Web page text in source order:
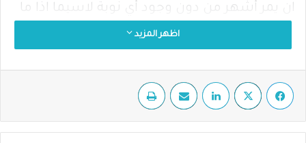
ان يمر أشهر من دون وجود أي نوبة لاسيما اذا ما
تجنب المريض المحفزات التي تسبب ظهور النوبة،
من الأعراض التي تظهر على مرضى الصدفية هي
تلك البقع حمراء اللون التي تظهر على الجلد
اظهر المزيد
فيسبوك لينكدإن مشاركة عبر البريد